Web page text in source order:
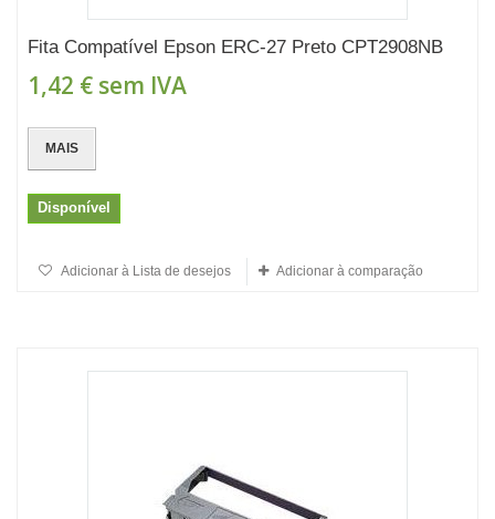
Fita Compatível Epson ERC-27 Preto CPT2908NB
1,42 € sem IVA
MAIS
Disponível
Adicionar à Lista de desejos Adicionar à comparação